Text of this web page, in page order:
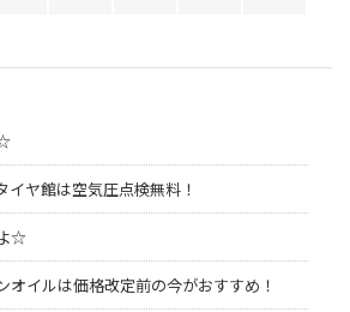
イヤ館は空気圧点検無料！
☆
オイルは価格改定前の今がおすすめ！